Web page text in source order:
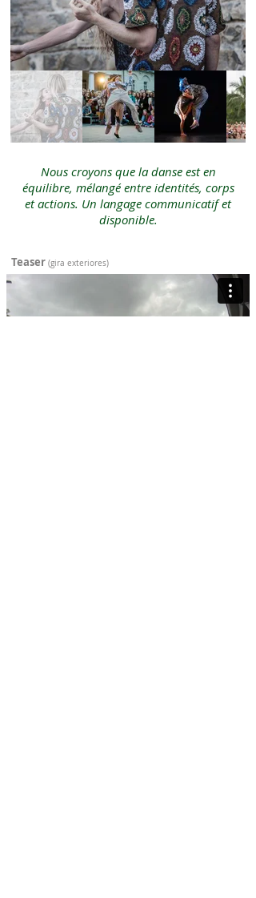
Nous croyons que la danse est en
équilibre, mélangé entre identités, corps
et actions. Un langage communicatif et
disponible.
Teaser (gira exteriores)